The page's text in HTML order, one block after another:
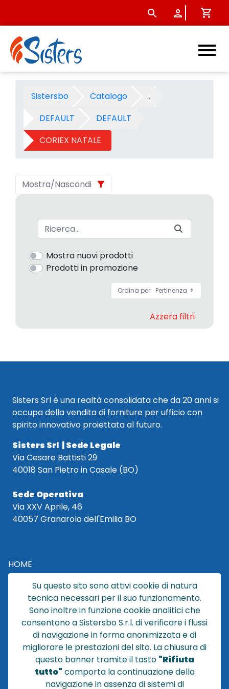
CORIEX NATALE 2008 -
Sistersbo Catalogo
.
DEFAULT
DEFAULT
CORIEX NATALE
Mostra/Nascondi
Barra di ricerca
Mostra nuovi prodotti
Prodotti in promozione
Ordina per: Pertinenza
Azzera filtri
Sisters Srl è una realtà consolidata che da 20 anni si
occupa della vendita di forniture per ufficio con
spirito innovativo proiettata al futuro.
Sisters Srl | Sede Legale
Via Cesare Battisti 29
40018 San Pietro in Casale (BO)
Sede Operativa
Via XXV Aprile, 46
40057 Granarolo dell'Emilia BO
HOME
CATALOGO
CHI SIAMO
NEWS
CONTATTACI
CONDIZIONI DI VENDITA
POLICY PRIVACY
NOTE LEGALI
Su questo sito sono attivi cookie di natura
tecnica necessari per il suo funzionamento.
Sono inoltre in funzione cookie analitici che
consentono a Sistersbo S.r.l. di verificare i flussi
di navigazione in forma anonimizzata e di
migliorare le prestazioni del sito. La chiusura di
questo banner tramite il tasto "Rifiuta
tutto" comporta la continuazione della
navigazione in assenza di sistemi di